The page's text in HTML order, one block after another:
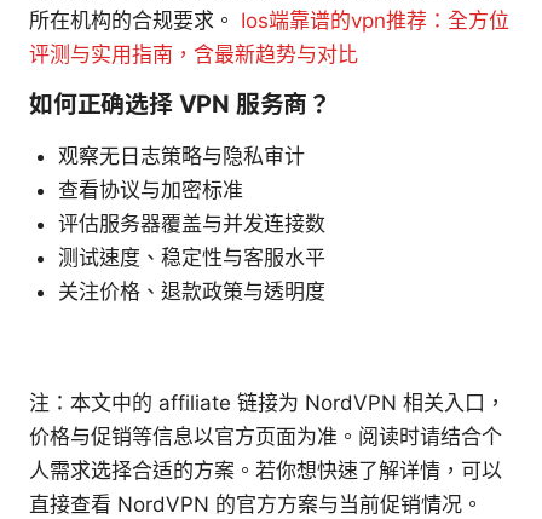
所在机构的合规要求。 Ios端靠谱的vpn推荐：全方位
评测与实用指南，含最新趋势与对比
如何正确选择 VPN 服务商？
观察无日志策略与隐私审计
查看协议与加密标准
评估服务器覆盖与并发连接数
测试速度、稳定性与客服水平
关注价格、退款政策与透明度
注：本文中的 affiliate 链接为 NordVPN 相关入口，
价格与促销等信息以官方页面为准。阅读时请结合个
人需求选择合适的方案。若你想快速了解详情，可以
直接查看 NordVPN 的官方方案与当前促销情况。